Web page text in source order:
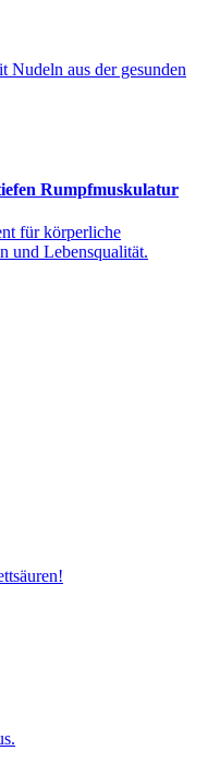
Nudeln aus der gesunden
Rumpfmuskulatur
für körperliche
und Lebensqualität.